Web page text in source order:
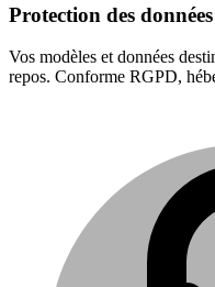
Protection des données
Vos modèles et données
repos. Conforme RGPD,